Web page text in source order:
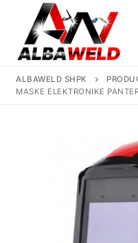
content
ALBAWELD SHPK
MASKE ELEKTRONIKE